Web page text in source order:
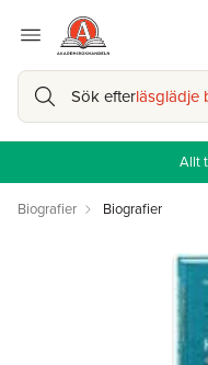
Sök efterläsglädje
Allt
Biografier Biografier